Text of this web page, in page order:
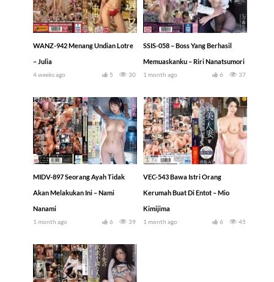
WANZ-942 Menang Undian Lotre
– Julia
4 weeks ago 30
5
SSIS-058 – Boss Yang Berhasil
Memuaskanku – Riri Nanatsumori
1 month ago 37
6
MIDV-897 Seorang Ayah Tidak
Akan Melakukan Ini – Nami
Nanami
1 month ago 39
6
VEC-543 Bawa Istri Orang
Kerumah Buat Di Entot – Mio
Kimijima
1 month ago 45
6